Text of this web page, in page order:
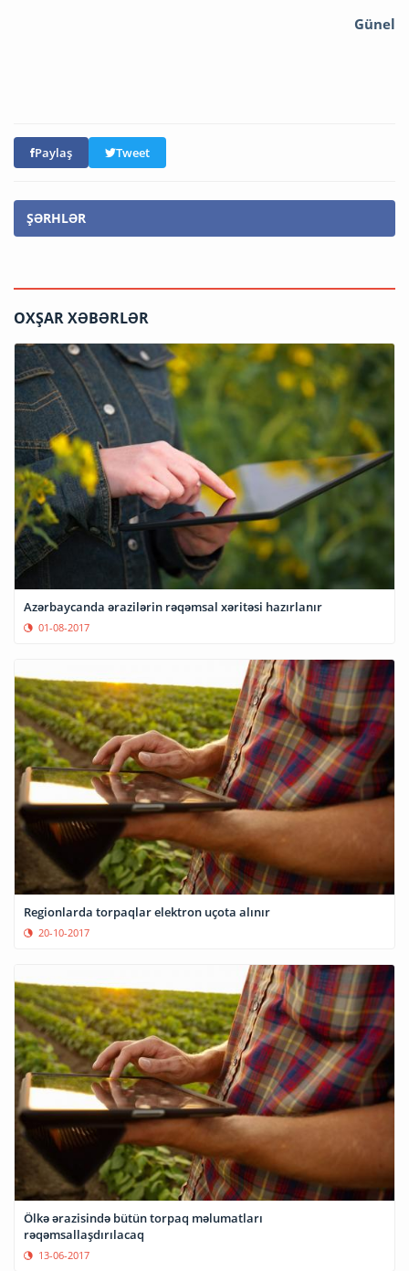
Günel
Paylaş Tweet
ŞƏRHLƏR
OXŞAR XƏBƏRLƏR
Azərbaycanda ərazilərin rəqəmsal xəritəsi hazırlanır
01-08-2017
Regionlarda torpaqlar elektron uçota alınır
20-10-2017
Ölkə ərazisində bütün torpaq məlumatları
rəqəmsallaşdırılacaq
13-06-2017